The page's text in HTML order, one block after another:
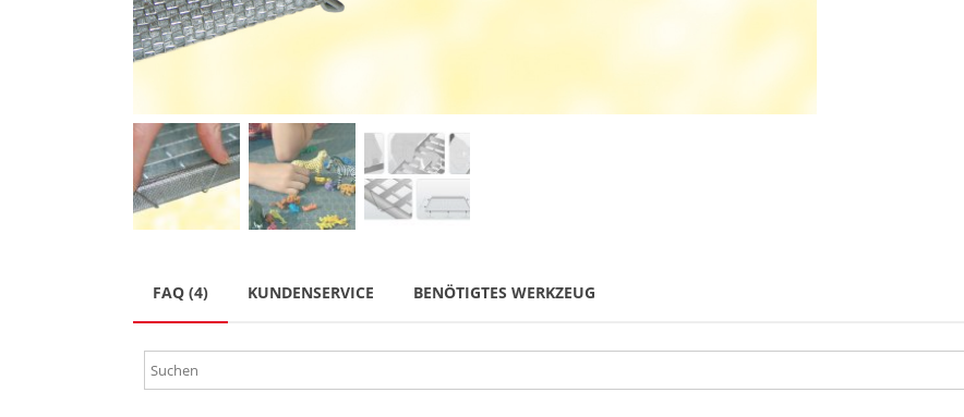
FAQ (4) KUNDENSERVICE BENÖTIGTES WERKZEUG